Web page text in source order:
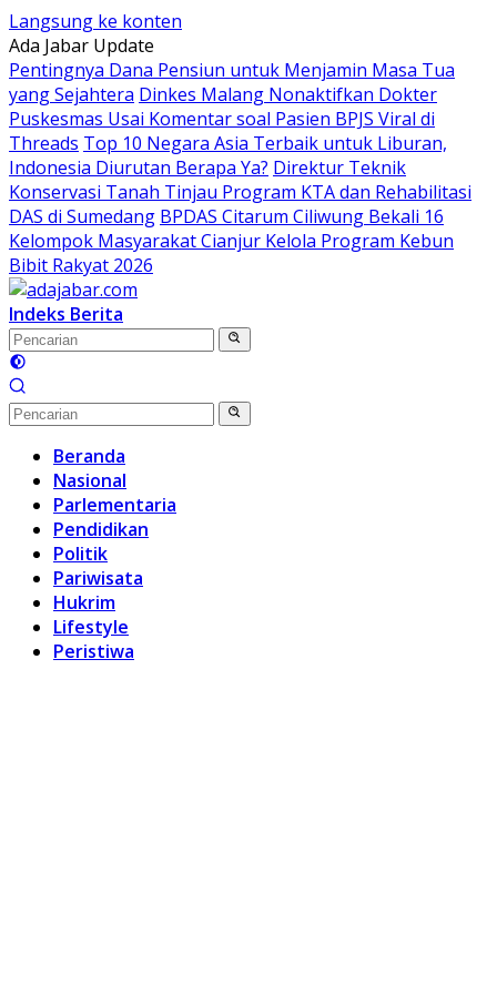
Langsung ke konten
Ada Jabar Update
Pentingnya Dana Pensiun untuk Menjamin Masa Tua
yang Sejahtera Dinkes Malang Nonaktifkan Dokter
Puskesmas Usai Komentar soal Pasien BPJS Viral di
Threads Top 10 Negara Asia Terbaik untuk Liburan,
Indonesia Diurutan Berapa Ya? Direktur Teknik
Konservasi Tanah Tinjau Program KTA dan Rehabilitasi
DAS di Sumedang BPDAS Citarum Ciliwung Bekali 16
Kelompok Masyarakat Cianjur Kelola Program Kebun
Bibit Rakyat 2026
Indeks Berita
Beranda
Nasional
Parlementaria
Pendidikan
Politik
Pariwisata
Hukrim
Lifestyle
Peristiwa